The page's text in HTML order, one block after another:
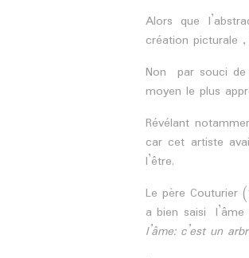
Alors que
création picturale
Non par souci de
moyen le plus
Révélant
car cet artiste
l’être.
Le père Couturier
a bien saisi
l’âme: c’est un